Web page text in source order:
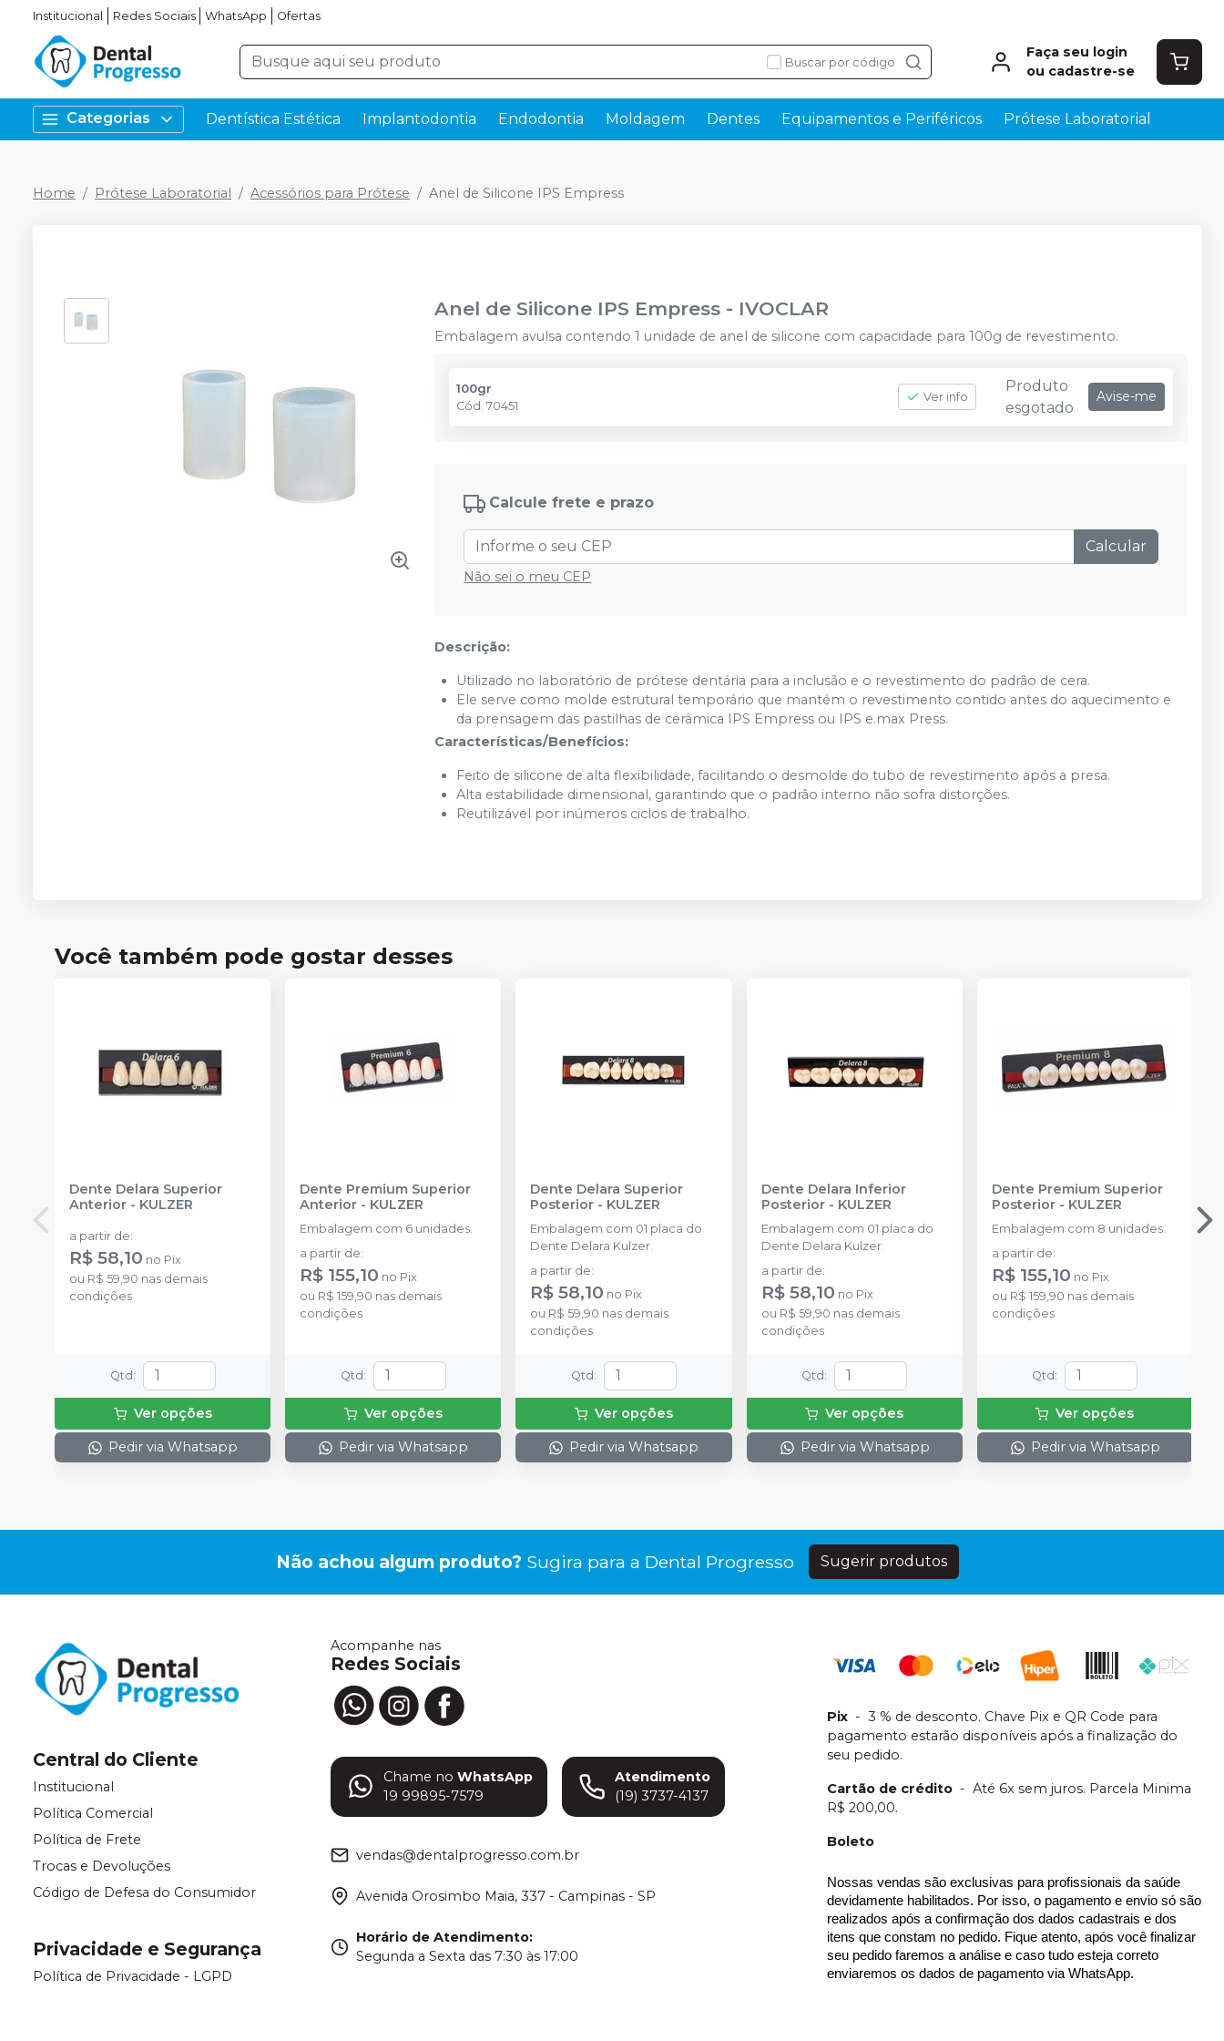
Institucional Redes Sociais WhatsApp Ofertas
Buscar por código
Faça seu login
ou cadastre-se
Categorias Dentística Estética Implantodontia Endodontia Moldagem Dentes Equipamentos e Periféricos Prótese Laboratorial
Home Prótese Laboratorial Acessórios para Prótese Anel de Silicone IPS Empress
Anel de Silicone IPS Empress - IVOCLAR
Embalagem avulsa contendo 1 unidade de anel de silicone com capacidade para 100g de revestimento.
100gr
Cód.70451
Ver info
Produto
esgotado
Avise-me
Calcule frete e prazo
Calcular
Não sei o meu CEP
Descrição:
Utilizado no laboratório de prótese dentária para a inclusão e o revestimento do padrão de cera.
Ele serve como molde estrutural temporário que mantém o revestimento contido antes do aquecimento e
da prensagem das pastilhas de cerâmica IPS Empress ou IPS e.max Press.
Características/Benefícios:
Feito de silicone de alta flexibilidade, facilitando o desmolde do tubo de revestimento após a presa.
Alta estabilidade dimensional, garantindo que o padrão interno não sofra distorções.
Reutilizável por inúmeros ciclos de trabalho.
Você também pode gostar desses
Dente Delara Superior
Anterior - KULZER
a partir de:
R$ 58,10 no Pix
ou R$ 59,90 nas demais
condições
Qtd :
Ver opções
Pedir via Whatsapp
Dente Premium Superior
Anterior - KULZER
Embalagem com 6 unidades.
a partir de:
R$ 155,10 no Pix
ou R$ 159,90 nas demais
condições
Qtd :
Ver opções
Pedir via Whatsapp
Dente Delara Superior
Posterior - KULZER
Embalagem com 01 placa do
Dente Delara Kulzer.
a partir de:
R$ 58,10 no Pix
ou R$ 59,90 nas demais
condições
Qtd :
Ver opções
Pedir via Whatsapp
Dente Delara Inferior
Posterior - KULZER
Embalagem com 01 placa do
Dente Delara Kulzer.
a partir de:
R$ 58,10 no Pix
ou R$ 59,90 nas demais
condições
Qtd :
Ver opções
Pedir via Whatsapp
Dente Premium Superior
Posterior- KULZER
Embalagem com 8 unidades.
a partir de:
R$ 155,10 no Pix
ou R$ 159,90 nas demais
condições
Qtd :
Ver opções
Pedir via Whatsapp
Não achou algum produto? Sugira para a Dental Progresso Sugerir produtos
Central do Cliente
Institucional
Política Comercial
Política de Frete
Trocas e Devoluções
Código de Defesa do Consumidor
Privacidade e Segurança
Política de Privacidade - LGPD
Acompanhe nas
Redes Sociais
Chame no WhatsApp
19 99895-7579
Atendimento
(19) 3737-4137
vendas@dentalprogresso.com.br
Avenida Orosimbo Maia, 337 - Campinas - SP
Horário de Atendimento:
Segunda a Sexta das 7:30 às 17:00
Pix - 3 % de desconto. Chave Pix e QR Code para
pagamento estarão disponíveis após a finalização do
seu pedido.
Cartão de crédito - Até 6x sem juros. Parcela Minima
R$ 200,00.
Boleto
Nossas vendas são exclusivas para profissionais da saúde
devidamente habilitados. Por isso, o pagamento e envio só são
realizados após a confirmação dos dados cadastrais e dos
itens que constam no pedido. Fique atento, após você finalizar
seu pedido faremos a análise e caso tudo esteja correto
enviaremos os dados de pagamento via WhatsApp.